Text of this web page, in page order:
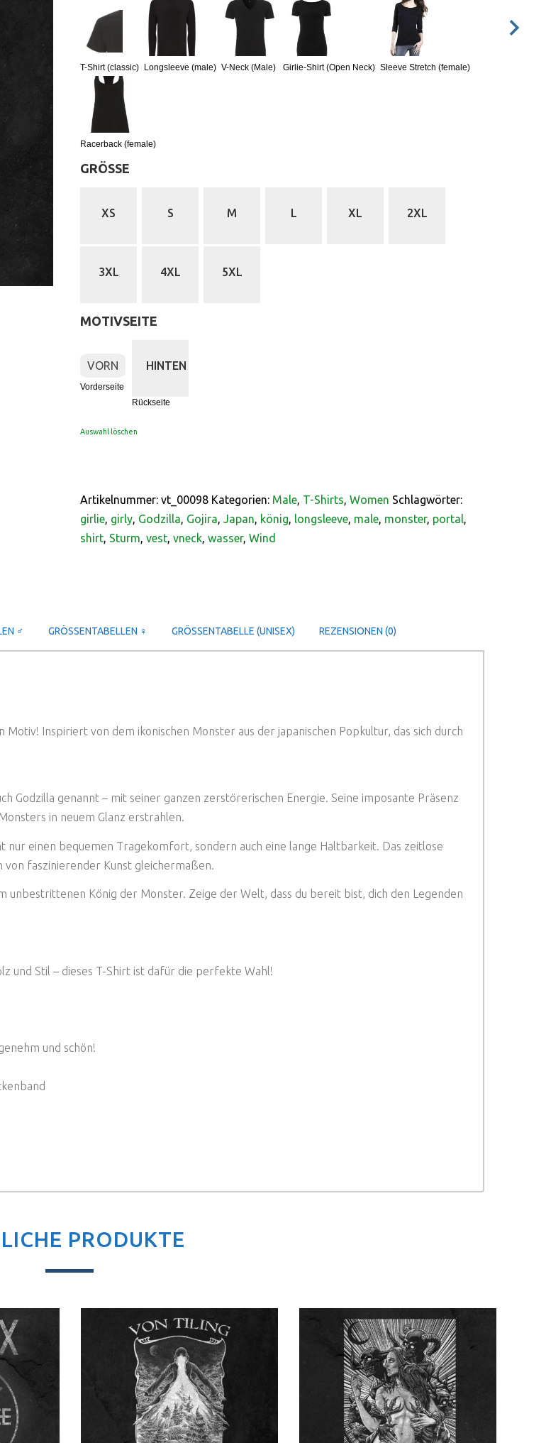
T-Shirt (classic) Longsleeve (male) V-Neck (Male) Girlie-Shirt (Open Neck) Sleeve Stretch (female)
Racerback (female)
GRÖSSE
XS S M L XL 2XL
3XL 4XL 5XL
MOTIVSEITE
VORN
Vorderseite
HINTEN
Rückseite
Auswahl löschen
Artikelnummer: vt_00098 Kategorien: Male T-Shirts Women Schlagwörter:
girlie girly Godzilla Gojira Japan könig longsleeve male monster, portal
shirt Sturm vest vneck wasser, Wind
♂ GRÖSSENTABELLEN ♀ GRÖSSENTABELLE (UNISEX) REZENSIONEN (0)
Motiv! Inspiriert von dem ikonischen Monster aus der japanischen Popkultur, das sich durch
Godzilla genannt – mit seiner ganzen zerstörerischen Energie. Seine imposante Präsenz
in neuem Glanz erstrahlen.
einen bequemen Tragekomfort, sondern auch eine lange Haltbarkeit. Das zeitlose
von faszinierender Kunst gleichermaßen.
König der Monster. Zeige der Welt, dass du bereit bist, dich den Legenden
und Stil – dieses T-Shirt ist dafür die perfekte Wahl!
und schön!
PRODUKTE